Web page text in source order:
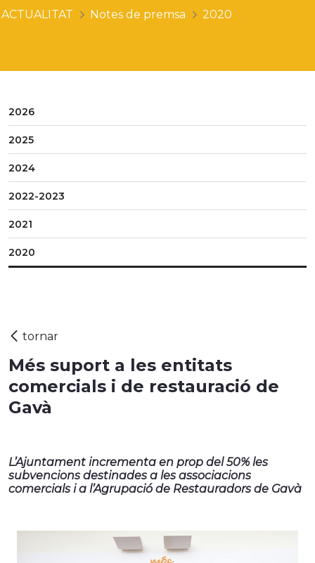
ACTUALITAT Notes de premsa 2020
2026
2025
2024
2022-2023
2021
2020
Més suport a les entitats
comercials i de restauració de
Gavà
L’Ajuntament incrementa en prop del 50% les
subvencions destinades a les associacions
comercials i a l’Agrupació de Restauradors de Gavà